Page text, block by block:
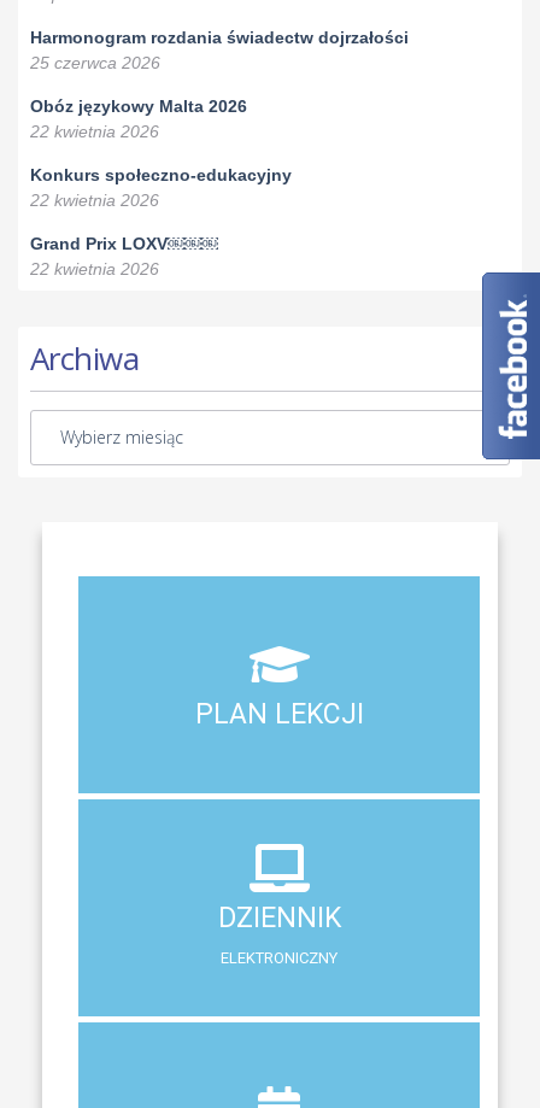
Harmonogram rozdania świadectw dojrzałości
25 czerwca 2026
Obóz językowy Malta 2026
22 kwietnia 2026
Konkurs społeczno-edukacyjny
22 kwietnia 2026
Grand Prix LOXV￼￼￼
22 kwietnia 2026
Archiwa
PLAN LEKCJI
PLAN LEKCJI
DZIENNIK
ELEKTRONICZNY
DZIENNIK
ELEKTRONICZNY
System zewnętrzny do śledzenia postępów w nauce